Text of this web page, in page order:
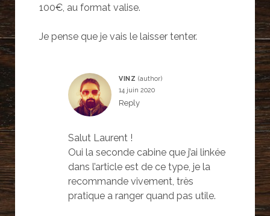
100€, au format valise.
Je pense que je vais le laisser tenter.
VINZ
14 juin 2020
Reply
Salut Laurent !
Oui la seconde cabine que j’ai linkée
dans l’article est de ce type, je la
recommande vivement, très
pratique a ranger quand pas utile.